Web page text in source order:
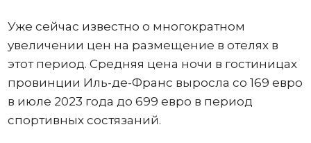
Уже сейчас известно о многократном
увеличении цен на размещение в отелях в
этот период. Средняя цена ночи в гостиницах
провинции Иль-де-Франс выросла со 169 евро
в июле 2023 года до 699 евро в период
спортивных состязаний.